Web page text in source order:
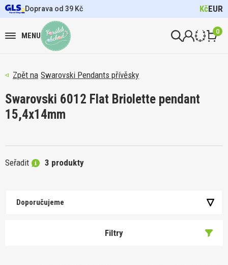
Doprava od 39 Kč KčEUR
MENU 0
Swarovski Pendants přívěsky
Swarovski 6012 Flat Briolette pendant
15,4x14mm
Seřadit 3 produkty
Doporučujeme
Filtry